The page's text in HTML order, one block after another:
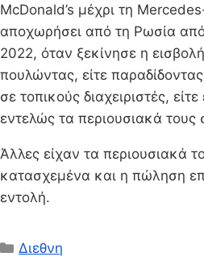
McDonald’s μέχρι τη
αποχωρήσει από τη Ρωσία
2022, όταν ξεκίνησε η
πουλώντας, είτε παραδίδοντας
σε τοπικούς διαχειριστές,
εντελώς τα περιουσιακά τους
Άλλες είχαν τα περιουσιακά
κατασχεμένα και η πώληση
εντολή.
Κατηγορίες
Διεθνη